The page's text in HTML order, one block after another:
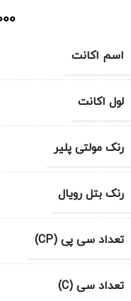
اسم اکانت
لول اکانت
رنک مولتی پلیر
رنک بتل رویال
تعداد سی پی (CP)
تعداد سی (C)